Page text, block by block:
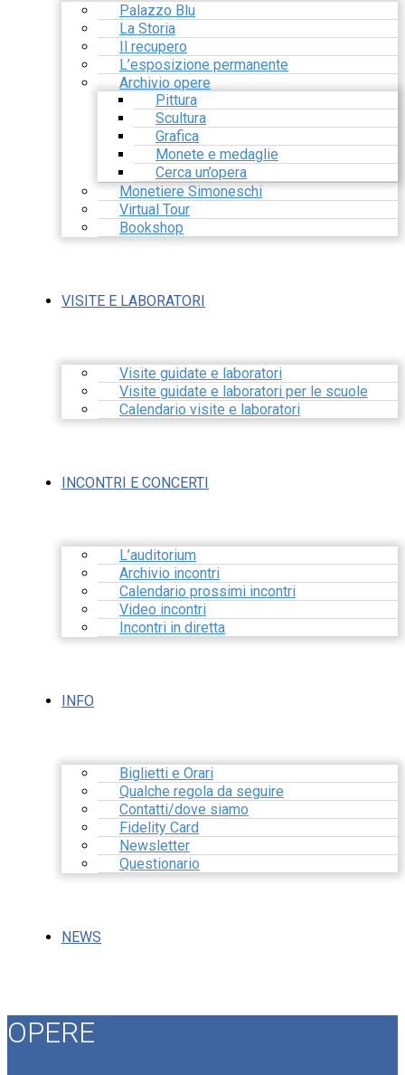
Palazzo Blu
La Storia
Il recupero
L’esposizione permanente
Archivio opere
Pittura
Scultura
Grafica
Monete e medaglie
Cerca un’opera
Monetiere Simoneschi
Virtual Tour
Bookshop
VISITE E LABORATORI
Visite guidate e laboratori
Visite guidate e laboratori per le scuole
Calendario visite e laboratori
INCONTRI E CONCERTI
L’auditorium
Archivio incontri
Calendario prossimi incontri
Video incontri
Incontri in diretta
INFO
Biglietti e Orari
Qualche regola da seguire
Contatti/dove siamo
Fidelity Card
Newsletter
Questionario
NEWS
OPERE